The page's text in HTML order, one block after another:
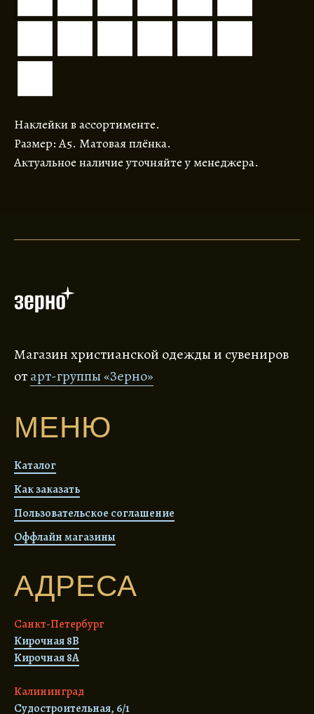
Наклейки в ассортименте.
Размер: А5. Матовая плёнка.
Актуальное наличие уточняйте у менеджера.
Магазин христианской одежды и сувениров
отарт-группы «Зерно»
МЕНЮ
Каталог
Как заказать
Пользовательское соглашение
Оффлайн магазины
АДРЕСА
Санкт-Петербург
Кирочная 8В
Кирочная 8А
Калининград
Судостроительная, 6/1